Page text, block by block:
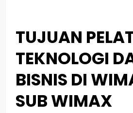
TUJUAN
TEKNOLOGI
BISNIS DI
SUB WIMAX